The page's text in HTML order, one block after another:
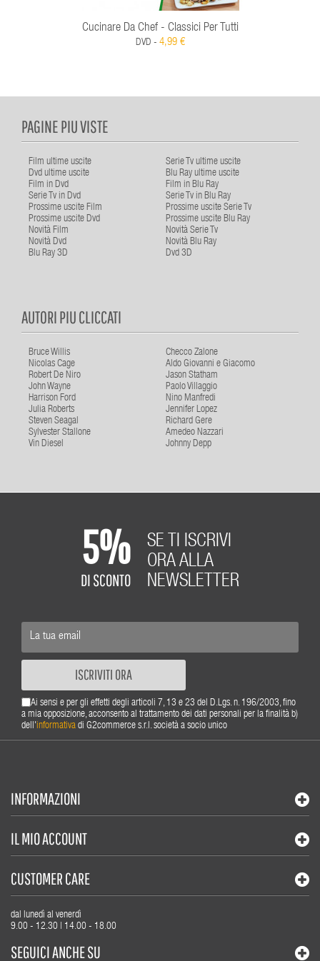
Cucinare Da Chef - Classici Per Tutti
DVD - 4,99 €
PAGINE PIU VISTE
Film ultime uscite
Serie Tv ultime uscite
Dvd ultime uscite
Blu Ray ultime uscite
Film in Dvd
Film in Blu Ray
Serie Tv in Dvd
Serie Tv in Blu Ray
Prossime uscite Film
Prossime uscite Serie Tv
Prossime uscite Dvd
Prossime uscite Blu Ray
Novità Film
Novità Serie Tv
Novità Dvd
Novità Blu Ray
Blu Ray 3D
Dvd 3D
AUTORI PIU CLICCATI
Bruce Willis
Checco Zalone
Nicolas Cage
Aldo Giovanni e Giacomo
Robert De Niro
Jason Statham
John Wayne
Paolo Villaggio
Harrison Ford
Nino Manfredi
Julia Roberts
Jennifer Lopez
Steven Seagal
Richard Gere
Sylvester Stallone
Amedeo Nazzari
Vin Diesel
Johnny Depp
5%
DI SCONTO
SE TI ISCRIVI
ORA ALLA
NEWSLETTER
ISCRIVITI ORA
Ai sensi e per gli effetti degli articoli 7, 13 e 23 del D.Lgs. n. 196/2003, fino
a mia opposizione, acconsento al trattamento dei dati personali per la finalità b)
dell'informativa di G2commerce s.r.l. società a socio unico
INFORMAZIONI
IL MIO ACCOUNT
CUSTOMER CARE
dal lunedì al venerdì
9.00 - 12.30 | 14.00 - 18.00
SEGUICI ANCHE SU